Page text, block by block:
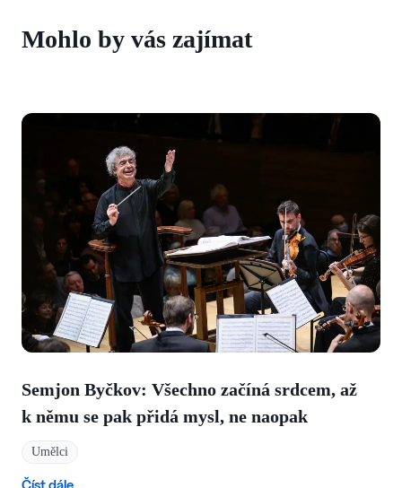
Mohlo by vás zajímat
Semjon Byčkov: Všechno začíná srdcem, až
k němu se pak přidá mysl, ne naopak
Umělci